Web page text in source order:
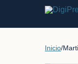
Inicio/